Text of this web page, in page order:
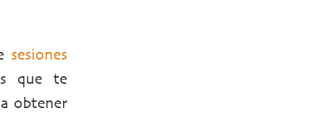
sesiones
que te
obtener